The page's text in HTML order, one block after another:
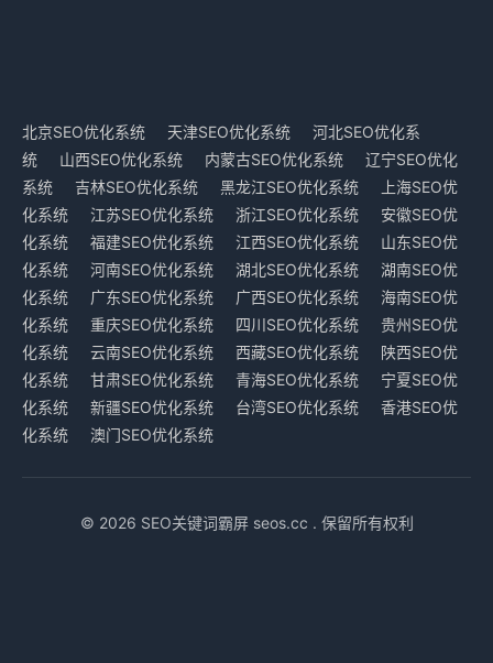
北京SEO优化系统 天津SEO优化系统
河北SEO优化系
统
山西SEO优化系统 内蒙古SEO优化系统
辽宁SEO优化
系统
吉林SEO优化系统 黑龙江SEO优化系统
上海SEO优
化系统
江苏SEO优化系统 浙江SEO优化系统
安徽SEO优
化系统
福建SEO优化系统 江西SEO优化系统
山东SEO优
化系统
河南SEO优化系统 湖北SEO优化系统
湖南SEO优
化系统
广东SEO优化系统 广西SEO优化系统
海南SEO优
化系统
重庆SEO优化系统 四川SEO优化系统
贵州SEO优
化系统
云南SEO优化系统 西藏SEO优化系统
陕西SEO优
化系统
甘肃SEO优化系统 青海SEO优化系统
宁夏SEO优
化系统
新疆SEO优化系统 台湾SEO优化系统
香港SEO优
化系统
澳门SEO优化系统
© 2026 SEO关键词霸屏 seos.cc . 保留所有权利